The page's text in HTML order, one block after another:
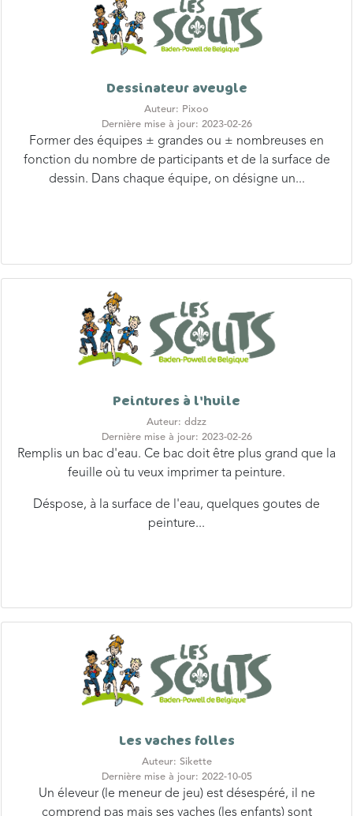
Auteur: Pixoo
Dernière mise à jour: 2023-02-26
Former des équipes ± grandes ou ± nombreuses en
fonction du nombre de participants et de la surface de
dessin. Dans chaque équipe, on désigne un...
Auteur: ddzz
Remplis un bac d'eau. Ce bac doit être plus grand que la
feuille où tu veux imprimer ta peinture.
Déspose, à la surface de l'eau, quelques goutes de
peinture...
Auteur: Sikette
Un éleveur (le meneur de jeu) est désespéré, il ne
comprend pas mais ses vaches (les enfants) sont
devenues complètement folles. Quoi qu'on leur pose